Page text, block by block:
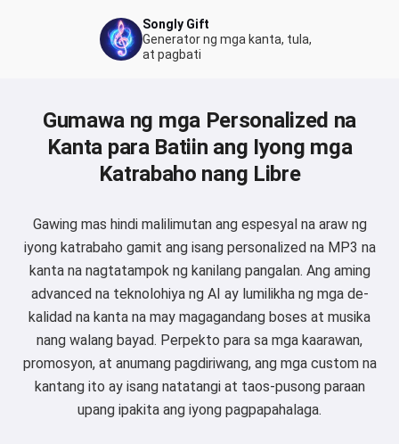
Songly Gift
Generator ng mga kanta, tula,
at pagbati
Gumawa ng mga Personalized na
Kanta para Batiin ang Iyong mga
Katrabaho nang Libre
Gawing mas hindi malilimutan ang espesyal na araw ng
iyong katrabaho gamit ang isang personalized na MP3 na
kanta na nagtatampok ng kanilang pangalan. Ang aming
advanced na teknolohiya ng AI ay lumilikha ng mga de-
kalidad na kanta na may magagandang boses at musika
nang walang bayad. Perpekto para sa mga kaarawan,
promosyon, at anumang pagdiriwang, ang mga custom na
kantang ito ay isang natatangi at taos-pusong paraan
upang ipakita ang iyong pagpapahalaga.